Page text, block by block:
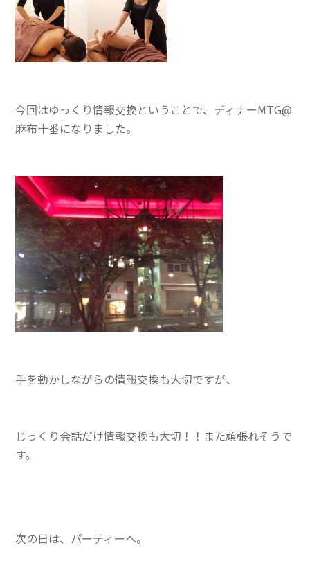
今回はゆっくり情報交換ということで、ディナーMTG@
麻布十番になりました。
手を動かしながらの情報交換も大切ですが、
じっくり会話だけ情報交換も大切！！また頑張れそうで
す。
次の日は、パーティーへ。